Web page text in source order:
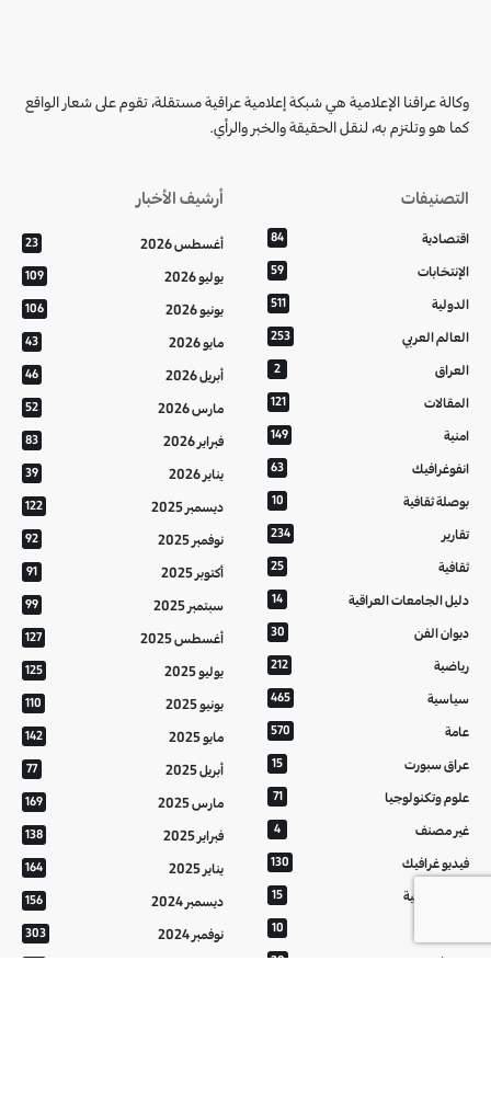
وكالة عراقنا الإعلامية هي شبكة إعلامية عراقية مستقلة، تقوم على شعار الواقع
كما هو وتلتزم به، لنقل الحقيقة والخبر والرأي.
التصنيفات
اقتصادية 84
الإنتخابات 59
الدولية 511
العالم العربي 253
العراق 2
المقالات 121
امنية 149
انفوغرافيك 63
بوصلة ثقافية 10
تقارير 234
ثقافية 25
دليل الجامعات العراقية 14
ديوان الفن 30
رياضية 212
سياسية 465
عامة 570
عراق سبورت 15
علوم وتكنولوجيا 71
غير مصنف 4
فيديو غرافيك 130
معالم عراقية 15
10
منوعات 20
أرشيف الأخبار
أغسطس 2026 23
يوليو 2026 109
يونيو 2026 106
مايو 2026 43
أبريل 2026 46
مارس 2026 52
فبراير 2026 83
يناير 2026 39
ديسمبر 2025 122
نوفمبر 2025 92
أكتوبر 2025 91
سبتمبر 2025 99
أغسطس 2025 127
يوليو 2025 125
يونيو 2025 110
مايو 2025 142
أبريل 2025 77
مارس 2025 169
فبراير 2025 138
يناير 2025 164
ديسمبر 2024 156
نوفمبر 2024 303